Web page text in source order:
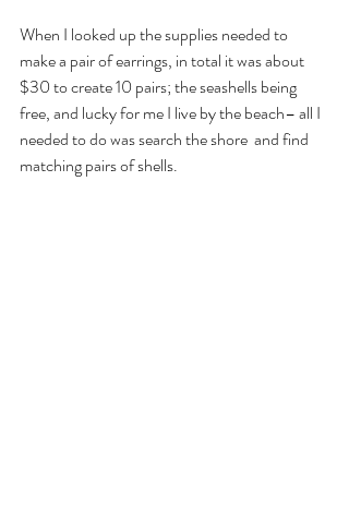
When I looked up the supplies needed to
make a pair of earrings, in total it was about
$30 to create 10 pairs; the seashells being
free, and lucky for me I live by the beach– all I
needed to do was search the shore  and find
matching pairs of shells.